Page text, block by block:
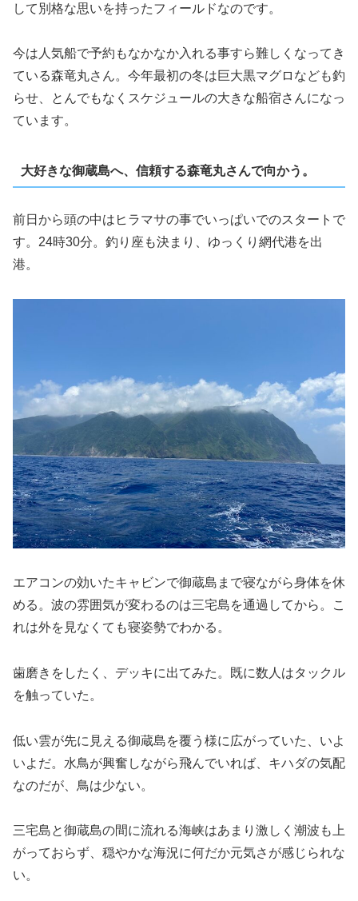
して別格な思いを持ったフィールドなのです。
今は人気船で予約もなかなか入れる事すら難しくなってき
ている森竜丸さん。今年最初の冬は巨大黒マグロなども釣
らせ、とんでもなくスケジュールの大きな船宿さんになっ
ています。
大好きな御蔵島へ、信頼する森竜丸さんで向かう。
前日から頭の中はヒラマサの事でいっぱいでのスタートで
す。24時30分。釣り座も決まり、ゆっくり網代港を出
港。
エアコンの効いたキャビンで御蔵島まで寝ながら身体を休
める。波の雰囲気が変わるのは三宅島を通過してから。こ
れは外を見なくても寝姿勢でわかる。
歯磨きをしたく、デッキに出てみた。既に数人はタックル
を触っていた。
低い雲が先に見える御蔵島を覆う様に広がっていた、いよ
いよだ。水鳥が興奮しながら飛んでいれば、キハダの気配
なのだが、鳥は少ない。
三宅島と御蔵島の間に流れる海峡はあまり激しく潮波も上
がっておらず、穏やかな海況に何だか元気さが感じられな
い。